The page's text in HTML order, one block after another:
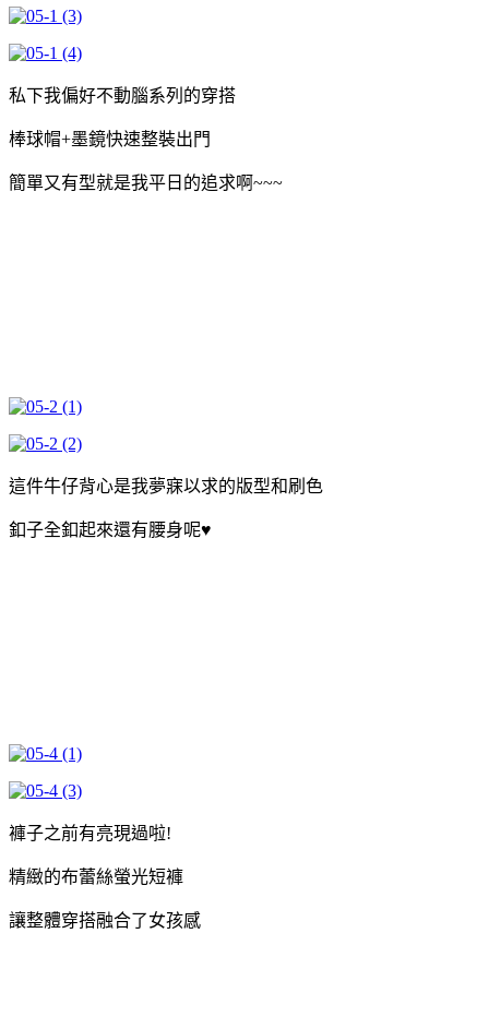
私下我偏好不動腦系列的穿搭
棒球帽+墨鏡快速整裝出門
簡單又有型就是我平日的追求啊~~~
這件牛仔背心是我夢寐以求的版型和刷色
釦子全釦起來還有腰身呢♥
褲子之前有亮現過啦!
精緻的布蕾絲螢光短褲
讓整體穿搭融合了女孩感